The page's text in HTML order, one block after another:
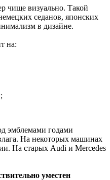
чище визуально. Такой
седанов, японских
в дизайне.
на:
эмблемами годами
На некоторых машинах
На старых Audi и Mercedes
уместен